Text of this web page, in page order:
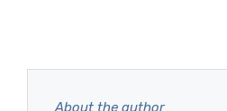
About the author